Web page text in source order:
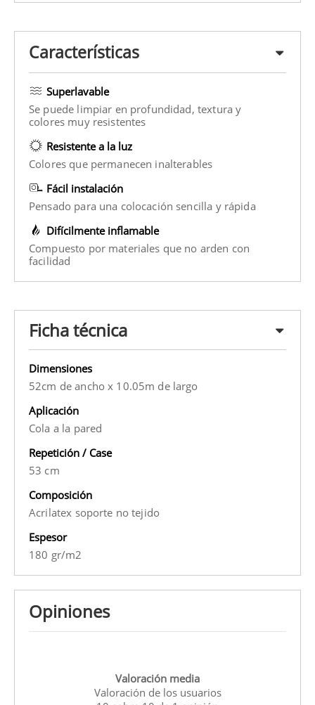
Características
Superlavable
Se puede limpiar en profundidad, textura y
colores muy resistentes
Resistente a la luz
Colores que permanecen inalterables
Fácil instalación
Pensado para una colocación sencilla y rápida
Difícilmente inflamable
Compuesto por materiales que no arden con
facilidad
Ficha técnica
Dimensiones
52cm de ancho x 10.05m de largo
Aplicación
Cola a la pared
Repetición / Case
53 cm
Composición
Acrilatex soporte no tejido
Espesor
180 gr/m2
Opiniones
Valoración media
Valoración de los usuarios